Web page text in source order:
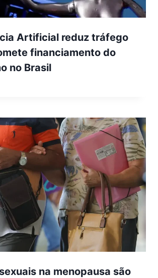
Artificial reduz tráfego
financiamento do
no Brasil
na menopausa são